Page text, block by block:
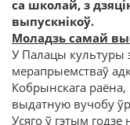
са школай, з
выпускнікоў.
Моладзь самай
У Палацы культуры
мерапрыемстваў
Кобрынскага раёна,
выдатную вучобу
Усяго ў гэтым